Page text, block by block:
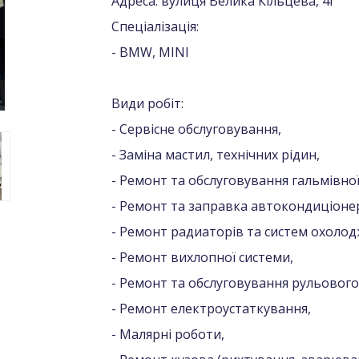
Спеціалізація:
- BMW, MINI
Види робіт:
- Сервісне обслуговування,
- Заміна мастил, технічних рідин,
- Ремонт та обслуговування
- Ремонт та заправка
- Ремонт радиаторів та систем
- Ремонт вихлопної системи,
- Ремонт та обслуговування
- Ремонт електроустаткування,
- Малярні роботи,